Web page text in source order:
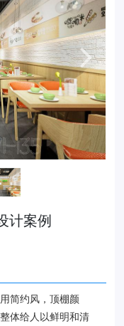
计案例
简约风，顶棚颜
体给人以鲜明和清